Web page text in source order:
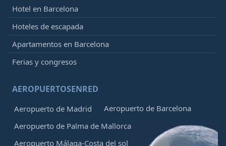
Hotel en Barcelona
Hoteles de escapada
Apartamentos en Barcelona
Ferias y congresos
AEROPUERTOSENRED
Aeropuerto de Madrid
Aeropuerto de Barcelona
Aeropuerto de Palma de Mallorca
Aeropuerto Málaga-Costa del sol